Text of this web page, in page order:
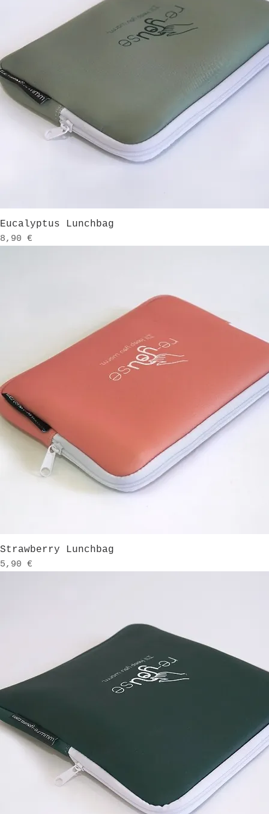
Eucalyptus Lunchbag
Preis
8,90 €
Strawberry Lunchbag
Preis
5,90 €